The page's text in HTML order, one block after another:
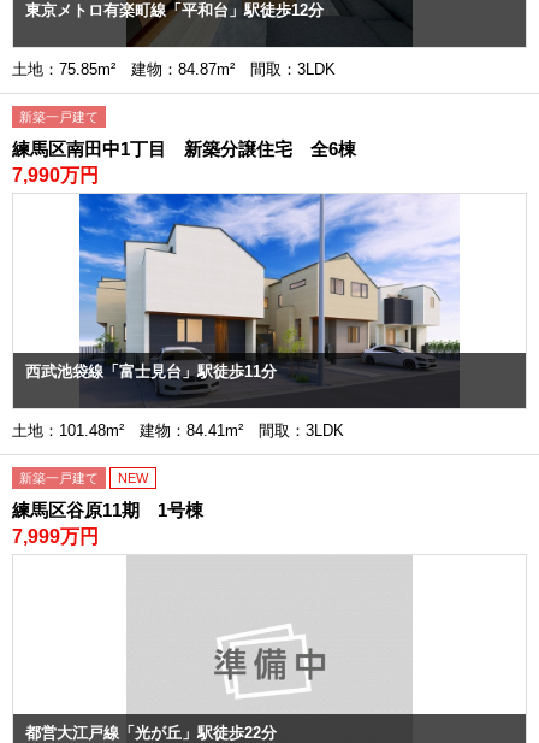
東京メトロ有楽町線「平和台」駅徒歩12分
土地：75.85m² 建物：84.87m² 間取：3LDK
新築一戸建て
練馬区南田中1丁目 新築分譲住宅 全6棟
7,990万円
西武池袋線「富士見台」駅徒歩11分
土地：101.48m² 建物：84.41m² 間取：3LDK
新築一戸建て NEW
練馬区谷原11期 1号棟
7,999万円
都営大江戸線「光が丘」駅徒歩22分